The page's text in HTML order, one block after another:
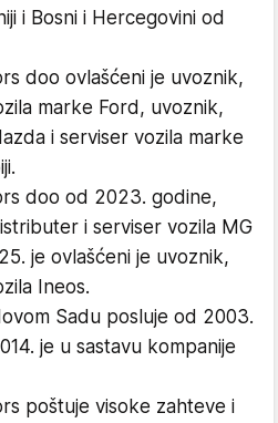
i Bosni i Hercegovini od
doo ovlašćeni je uvoznik,
marke Ford, uvoznik,
i serviser vozila marke
doo od 2023. godine,
i serviser vozila MG
je ovlašćeni je uvoznik,
Ineos.
Sadu posluje od 2003.
je u sastavu kompanije
poštuje visoke zahteve i